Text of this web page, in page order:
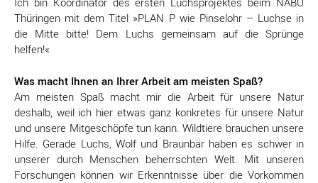
Thüringen mit dem Titel »PLAN P wie Pinselohr – Luchse in
die Mitte bitte! Dem Luchs gemeinsam auf die Sprünge
helfen!«
Was macht Ihnen an Ihrer Arbeit am meisten Spaß?
Am meisten Spaß macht mir die Arbeit für unsere Natur
deshalb, weil ich hier etwas ganz konkretes für unsere Natur
und unsere Mitgeschöpfe tun kann. Wildtiere brauchen unsere
Hilfe. Gerade Luchs, Wolf und Braunbär haben es schwer in
unserer durch Menschen beherrschten Welt. Mit unseren
Forschungen können wir Erkenntnisse über die Vorkommen